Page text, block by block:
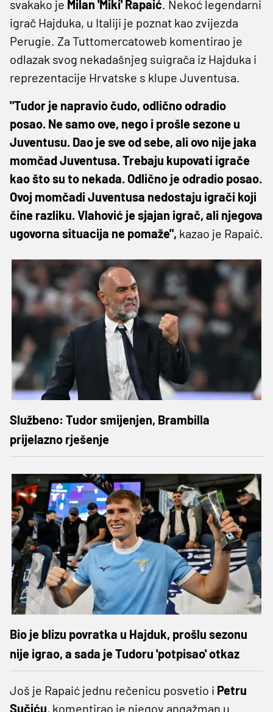
svakako je Milan 'Miki' Rapaić. Nekoć legendarni
igrač Hajduka, u Italiji je poznat kao zvijezda
Perugie. Za Tuttomercatoweb komentirao je
odlazak svog nekadašnjeg suigrača iz Hajduka i
reprezentacije Hrvatske s klupe Juventusa.
"Tudor je napravio čudo, odlično odradio
posao. Ne samo ove, nego i prošle sezone u
Juventusu. Dao je sve od sebe, ali ovo nije jaka
momčad Juventusa. Trebaju kupovati igrače
kao što su to nekada. Odlično je odradio posao.
Ovoj momčadi Juventusa nedostaju igrači koji
čine razliku. Vlahović je sjajan igrač, ali njegova
ugovorna situacija ne pomaže", kazao je Rapaić.
Službeno: Tudor smijenjen, Brambilla
prijelazno rješenje
Bio je blizu povratka u Hajduk, prošlu sezonu
nije igrao, a sada je Tudoru 'potpisao' otkaz
Još je Rapaić jednu rečenicu posvetio i Petru
Sučiću, komentirao je njegov angažman u